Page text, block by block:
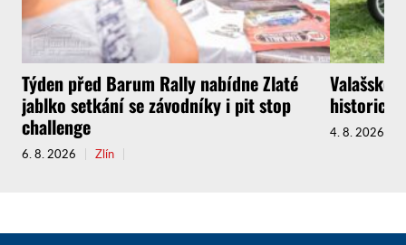
Týden před Barum Rally nabídne Zlaté
jablko setkání se závodníky i pit stop
challenge
6. 8. 2026 Zlín
Valašské
4. 8. 2026